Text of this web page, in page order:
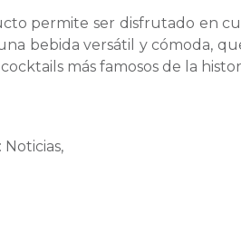
permite ser disfrutado en
bebida versátil y cómoda,
más famosos de la
Noticias,